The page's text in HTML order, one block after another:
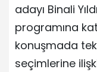
adayı Binali
programına
konuşmada
seçimlerine